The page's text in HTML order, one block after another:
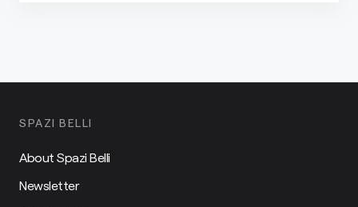
SPAZI BELLI
About Spazi Belli
Newsletter